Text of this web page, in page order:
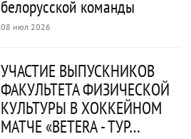
УЧАСТИЕ ВЫПУСКНИКОВ
ФАКУЛЬТЕТА ФИЗИЧЕСКОЙ
КУЛЬТУРЫ В ХОККЕЙНОМ
МАТЧЕ «BETERA - ТУР…
белорусской команды
08 июл 2026